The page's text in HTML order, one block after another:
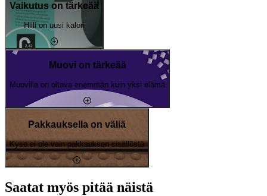
Vaikutus on tärkeää
Hiili on uusi kalori
Muovi on tärkeää
Muovilla on oltava enemmän kuin yksi elämä
Pakkauksella on väliä
Kyse ei ole vain pakkauksen sisällöstä
Saatat myös pitää näistä